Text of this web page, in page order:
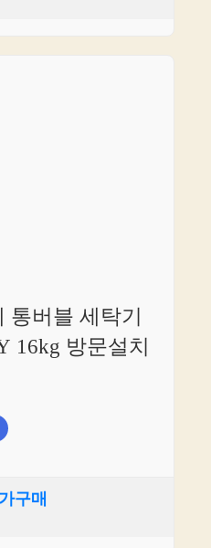
버블 세탁기
16kg 방문설치
구매